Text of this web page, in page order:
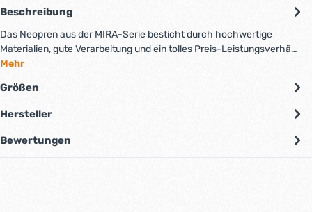
Beschreibung
Das Neopren aus der MIRA-Serie besticht durch hochwertige
Materialien, gute Verarbeitung und ein tolles Preis-Leistungsverhä…
Mehr
Größen
Hersteller
Bewertungen